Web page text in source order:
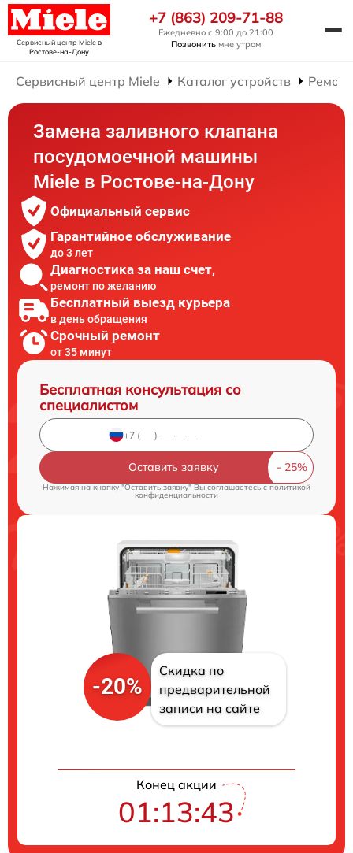
Сервисный центр Mieleв
Ростове-на-Дону
+7 (863) 209-71-88
Ежедневно с 9:00 до 21:00
Позвонить мне утром
Сервисный центр Miele Каталог устройств
Замена заливного клапана
посудомоечной машины
Miele в Ростове-на-Дону
Официальный сервис
Гарантийное обслуживание
до 3 лет
Диагностика за наш счет,
ремонт по желанию
Бесплатный выезд курьера
в день обращения
Срочный ремонт
от 35 минут
Бесплатная консультация со
специалистом
Оставить заявку
Нажимая на кнопку "Оставить заявку" Вы соглашаетесь cполитикой
конфиденциальности
-20%
Скидка по
предварительной
записи на сайте
Конец акции
01:13:43